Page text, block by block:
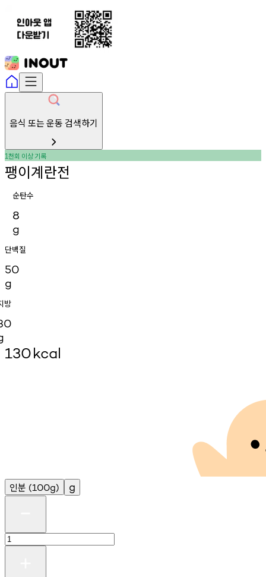
음식 또는 운동 검색하기
1천회 이상기록
팽이계란전
순탄수
8
g
단백질
50
g
방
130kcal
인분 (100g) g